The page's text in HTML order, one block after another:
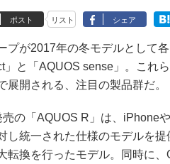
ポスト リスト シェア
プが2017年の冬モデルとして
」と「AQUOS sense」。これ
展開される、注目の製品群だ。
の「AQUOS R」は、iPhone
し統一された仕様のモデルを
転換を行ったモデル。同時に